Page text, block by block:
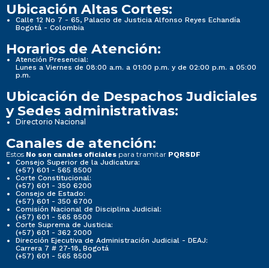
Ubicación Altas Cortes:
Calle 12 No 7 - 65, Palacio de Justicia Alfonso Reyes Echandía
Bogotá - Colombia
Horarios de Atención:
Atención Presencial:
Lunes a Viernes de 08:00 a.m. a 01:00 p.m. y de 02:00 p.m. a 05:00
p.m.
Ubicación de Despachos Judiciales
y Sedes administrativas:
Directorio Nacional
Canales de atención:
Estos No son canales oficiales para tramitar PQRSDF
Consejo Superior de la Judicatura:
(+57) 601 - 565 8500
Corte Constitucional:
(+57) 601 - 350 6200
Consejo de Estado:
(+57) 601 - 350 6700
Comisión Nacional de Disciplina Judicial:
(+57) 601 - 565 8500
Corte Suprema de Justicia:
(+57) 601 - 362 2000
Dirección Ejecutiva de Administración Judicial - DEAJ:
Carrera 7 # 27-18, Bogotá
(+57) 601 - 565 8500